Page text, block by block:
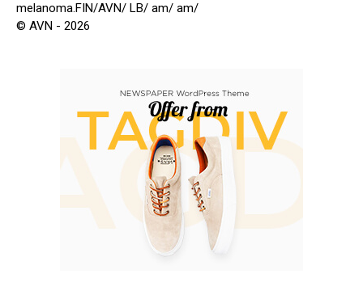
melanoma.FIN/AVN/ LB/ am/ am/
© AVN - 2026